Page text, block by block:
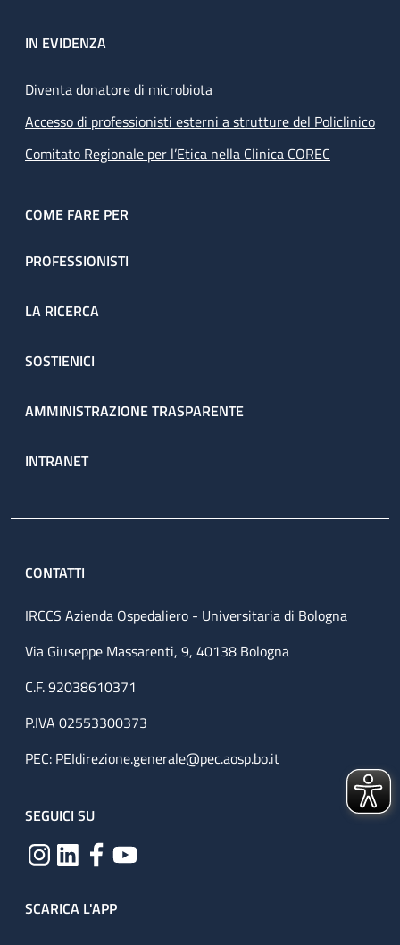
IN EVIDENZA
Diventa donatore di microbiota
Accesso di professionisti esterni a strutture del Policlinico
Comitato Regionale per l’Etica nella Clinica COREC
COME FARE PER
PROFESSIONISTI
LA RICERCA
SOSTIENICI
AMMINISTRAZIONE TRASPARENTE
INTRANET
CONTATTI
IRCCS Azienda Ospedaliero - Universitaria di Bologna
Via Giuseppe Massarenti, 9, 40138 Bologna
C.F. 92038610371
P.IVA 02553300373
PEC: PEIdirezione.generale@pec.aosp.bo.it
SEGUICI SU
SCARICA L'APP